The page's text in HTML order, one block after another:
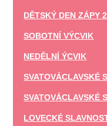
DĚTSKÝ DEN ZÁPY
SOBOTNÍ VÝCVIK
NEDĚLNÍ ÝCVIK
SVATOVÁCLAVSKÉ
SVATOVÁCLAVSKÉ
LOVECKÉ